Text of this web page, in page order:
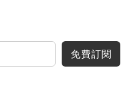
免費訂閱